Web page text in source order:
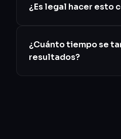
¿Es legal hacer esto
¿Cuánto tiempo se
resultados?